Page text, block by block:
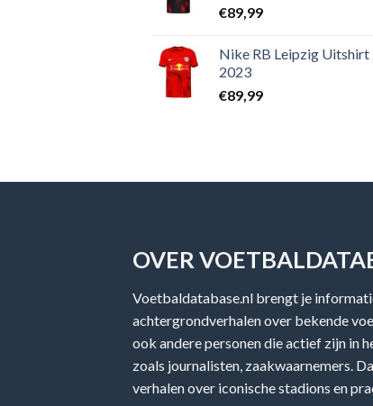
€89,99
Nike RB Leipzig Uitshirt
2023
€89,99
OVER
Voetbaldatabase.nl brengt je
achtergrondverhalen over bekende
ook andere personen die actief zijn in
zoals journalisten, zaakwaarnemers.
verhalen over iconische stadions en